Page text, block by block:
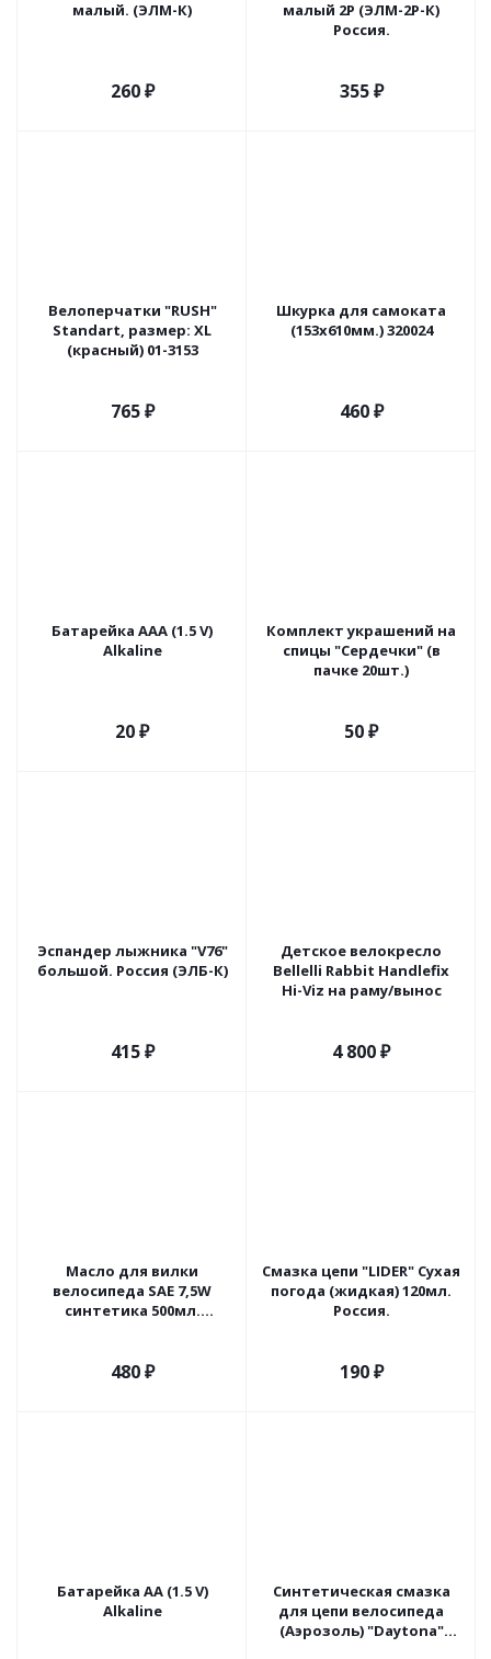
малый. (ЭЛМ-К)
260₽
малый 2Р (ЭЛМ-2Р-К)
Россия.
355₽
Велоперчатки "RUSH"
Standart, размер: XL
(красный) 01-3153
765₽
Шкурка для самоката
(153х610мм.) 320024
460₽
Батарейка ААA (1.5 V)
Alkaline
20₽
Комплект украшений на
спицы "Сердечки" (в
пачке 20шт.)
50₽
Эспандер лыжника "V76"
большой. Россия (ЭЛБ-К)
415₽
Детское велокресло
Bellelli Rabbit Handlefix
Hi-Viz на раму/вынос
4 800₽
Масло для вилки
велосипеда SAE 7,5W
синтетика 500мл.
480₽
Смазка цепи "LIDER" Сухая
погода (жидкая) 120мл.
Россия.
190₽
Батарейка АА (1.5 V)
Alkaline
Синтетическая смазка
для цепи велосипеда
(Аэрозоль) "Daytona"